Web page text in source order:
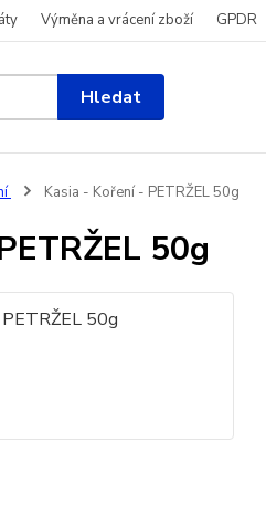
Výměna a vrácení zboží GPDR
Hledat
Kasia - Koření - PETRŽEL 50g
50g